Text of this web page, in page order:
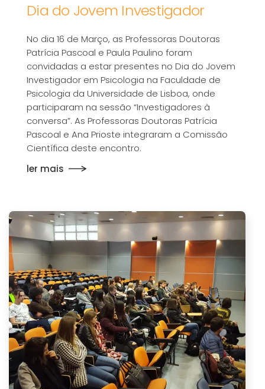
Dia do Jovem Investigador
No dia 16 de Março, as Professoras Doutoras
Patrícia Pascoal e Paula Paulino foram
convidadas a estar presentes no Dia do Jovem
Investigador em Psicologia na Faculdade de
Psicologia da Universidade de Lisboa, onde
participaram na sessão “Investigadores à
conversa”. As Professoras Doutoras Patrícia
Pascoal e Ana Prioste integraram a Comissão
Científica deste encontro.
ler mais